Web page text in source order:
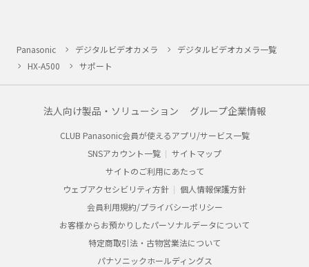
Panasonic デジタルビデオカメラ
デジタルビデオカメラ一覧
HX-A500
サポート
法人向け製品・ソリューション グループ企業情報
CLUB Panasonic会員が使えるアプリ/サービス一覧
SNSアカウント一覧
サイトマップ
サイトのご利用にあたって
ウェブアクセシビリティ方針
個人情報保護方針
会員利用規約/プライバシーポリシー
お客様からお預かりしたパーソナルデータについて
特定商取引法・古物営業法について
パナソニックホールディングス